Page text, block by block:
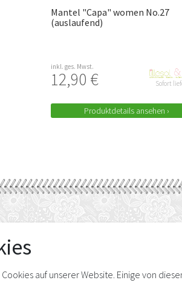
Mantel "Capa" women No.27
(auslaufend)
inkl. ges. Mwst.
12,90 € Sofort
Produktdetails ansehen ›
Vertrag widerrufen
auf unserer Website. Einige von